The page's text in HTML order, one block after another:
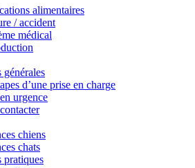
alimentaires
/ accident
médical
d’une prise en charge
urgence
chiens
chats
pratiques